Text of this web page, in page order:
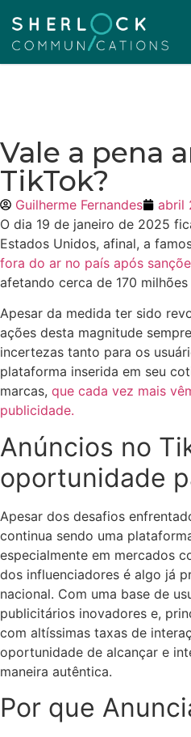
Vale a pena
TikTok?
Guilherme Fernandes abril
O dia 19 de janeiro de 2025
Estados Unidos, afinal, a
fora do ar no país após
afetando cerca de 170
Apesar da medida ter sido
ações desta magnitude
incertezas tanto para os
plataforma inserida em seu
marcas, que cada vez mais
publicidade.
Anúncios no
oportunidade
Apesar dos desafios
continua sendo uma
especialmente em mercados
dos influenciadores é algo já
nacional. Com uma base de
publicitários inovadores e,
com altíssimas taxas de
oportunidade de alcançar e
maneira autêntica.
Por que